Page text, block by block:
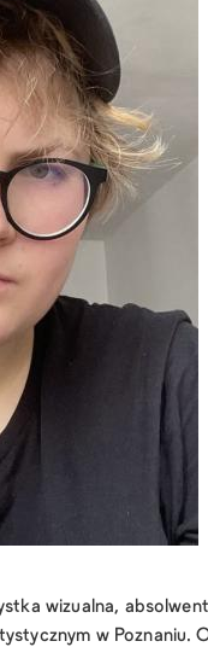
wizualna,
w Poznaniu.